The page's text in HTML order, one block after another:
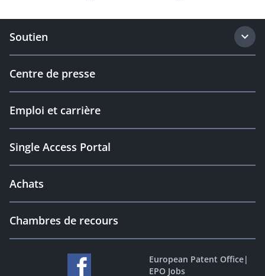
Soutien
Centre de presse
Emploi et carrière
Single Access Portal
Achats
Chambres de recours
European Patent Office|
EPO Jobs